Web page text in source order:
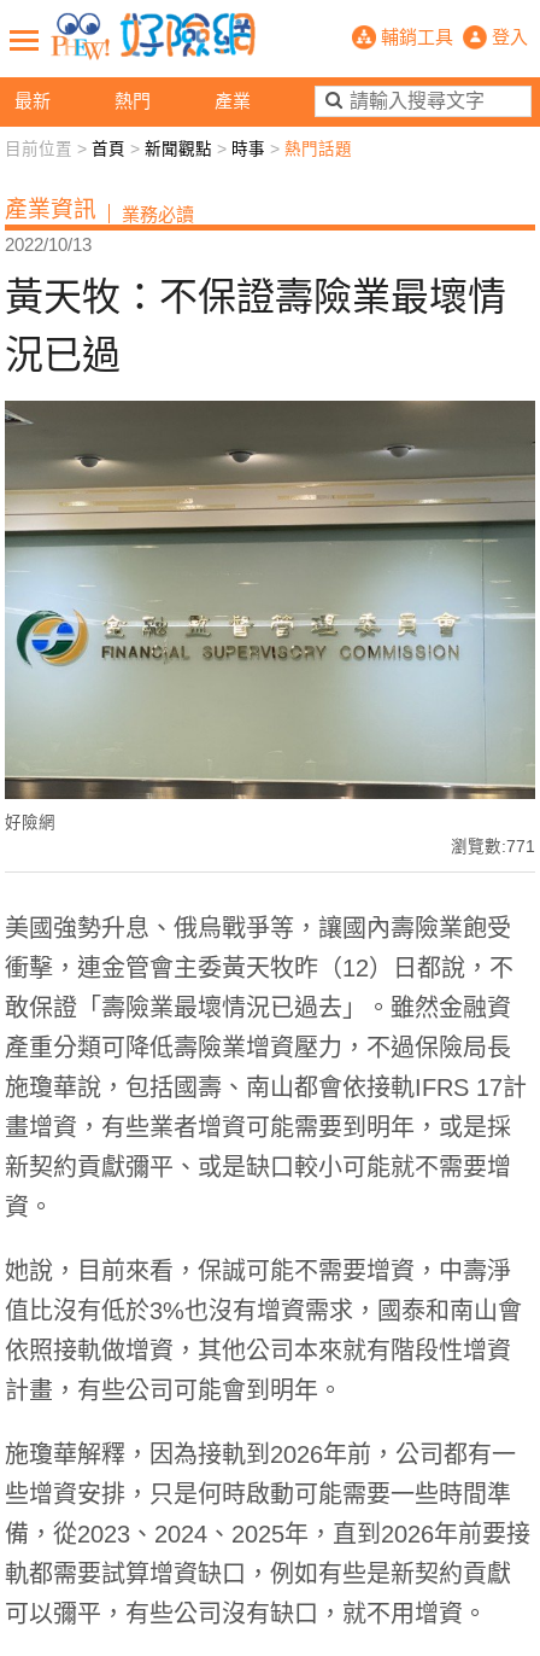
最新 熱門 產業
黃天牧：不保證壽險業最壞情況已
輔銷工具 登入
新聞觀點 業務交流 好險懂生活
退休先準備 好險學堂 輔銷工具 活動專區
目前位置 >首頁 >新聞觀點 > 時事 >熱門話題
產業資訊 業務必讀
2022/10/13
黃天牧：不保證壽險業最壞情
況已過
好險網
瀏覽數:771
美國強勢升息、俄烏戰爭等，讓國內壽險業飽受
衝擊，連金管會主委黃天牧昨（12）日都說，不
敢保證「壽險業最壞情況已過去」。雖然金融資
產重分類可降低壽險業增資壓力，不過保險局長
施瓊華說，包括國壽、南山都會依接軌IFRS 17計
畫增資，有些業者增資可能需要到明年，或是採
新契約貢獻彌平、或是缺口較小可能就不需要增
資。
她說，目前來看，保誠可能不需要增資，中壽淨
值比沒有低於3%也沒有增資需求，國泰和南山會
依照接軌做增資，其他公司本來就有階段性增資
計畫，有些公司可能會到明年。
施瓊華解釋，因為接軌到2026年前，公司都有一
些增資安排，只是何時啟動可能需要一些時間準
備，從2023、2024、2025年，直到2026年前要接
軌都需要試算增資缺口，例如有些是新契約貢獻
可以彌平，有些公司沒有缺口，就不用增資。